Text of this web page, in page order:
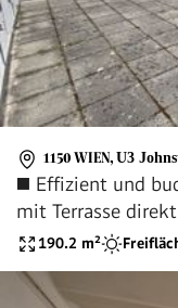
1150 WIEN, U3
◼️ Effizient und
mit Terrasse
190.2 m²